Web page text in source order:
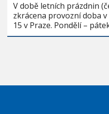
V době letních prázdnin
zkrácena provozní doba v
15 v Praze. Pondělí –